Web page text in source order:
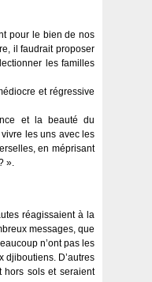
pour le bien de nos
il faudrait proposer
les familles
et régressive
et la beauté du
les uns avec les
en méprisant
».
réagissaient à la
messages, que
n’ont pas les
djiboutiens. D’autres
hors sols et seraient